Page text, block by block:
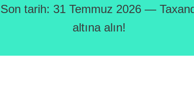
tarih: 31 Temmuz 2026 —
altına alın!